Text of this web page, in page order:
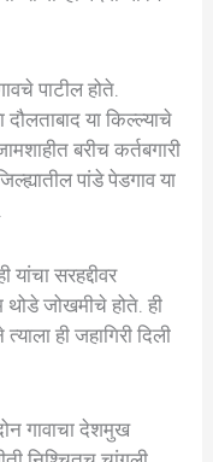
पाटील होते.
या किल्ल्याचे
बरीच कर्तबगारी
पांडे पेडगाव या
सरहद्दीवर
थोडे जोखमीचे होते. ही
ही जहागिरी दिली
गावाचा देशमुख